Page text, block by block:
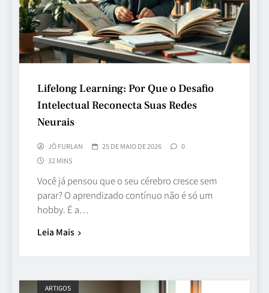
Lifelong Learning: Por Que o Desafio
Intelectual Reconecta Suas Redes
Neurais
JÔ FURLAN 25 DE MAIO DE 2026
0
32 MINS
Você já pensou que o seu cérebro cresce sem
parar? O aprendizado contínuo não é só um
hobby. É a…
Leia Mais
ARTIGOS